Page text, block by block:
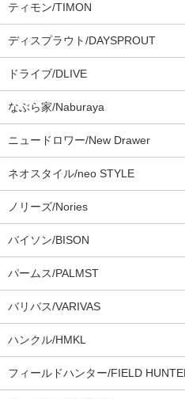
ティモン/TIMON
ディスプラウト/DAYSPROUT
ドライブ/DLIVE
なぶら家/Naburaya
ニュードロワー/New Drawer
ネオスタイル/neo STYLE
ノリーズ/Nories
バイソン/BISON
パームス/PALMST
バリバス/VARIVAS
ハンクル/HMKL
フィールドハンター/FIELD